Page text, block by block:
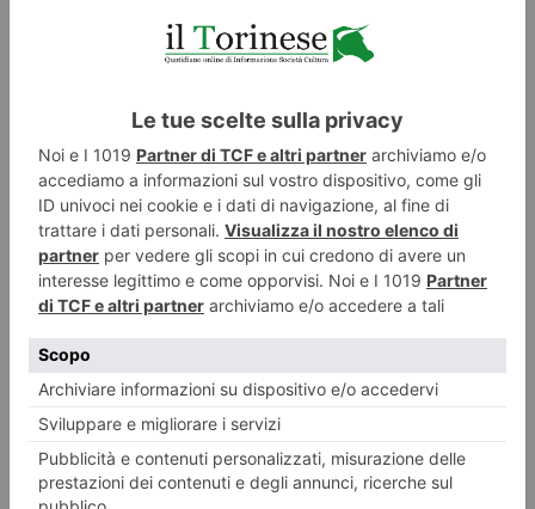
Piemonte, un’estate a rischio incendi Territori sotto
pressione: nuove strategie di prevenzione
ILTORINESE POST RECENTI